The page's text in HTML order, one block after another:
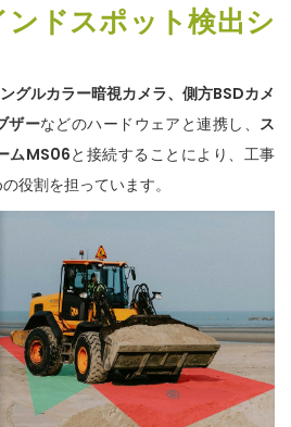
ドスポット検出シ
グルカラー暗視カメラ、側方BSDカメ
ザーなどのハードウェアと連携し、 ス
ムMS06と接続することにより、工事
役割を担っています。